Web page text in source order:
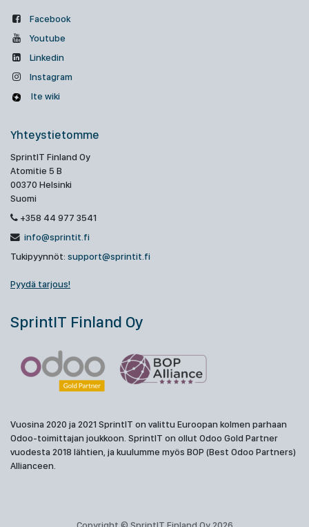
Facebook
Youtube
Linkedin
Instagram
Ite wiki
Yhteystietomme
SprintIT Finland Oy
Atomitie 5 B
00370 Helsinki
Suomi
+358 44 977 3541
info@sprintit.fi
Tukipyynnöt: support@sprintit.fi
Pyydä tarjous!
SprintIT Finland Oy
Vuosina 2020 ja 2021 SprintIT on valittu Euroopan kolmen parhaan
Odoo-toimittajan joukkoon. SprintIT on ollut Odoo Gold Partner
vuodesta 2018 lähtien, ja kuulumme myös BOP (Best Odoo Partners)
Allianceen.
Copyright © SprintIT Finland Oy 2026